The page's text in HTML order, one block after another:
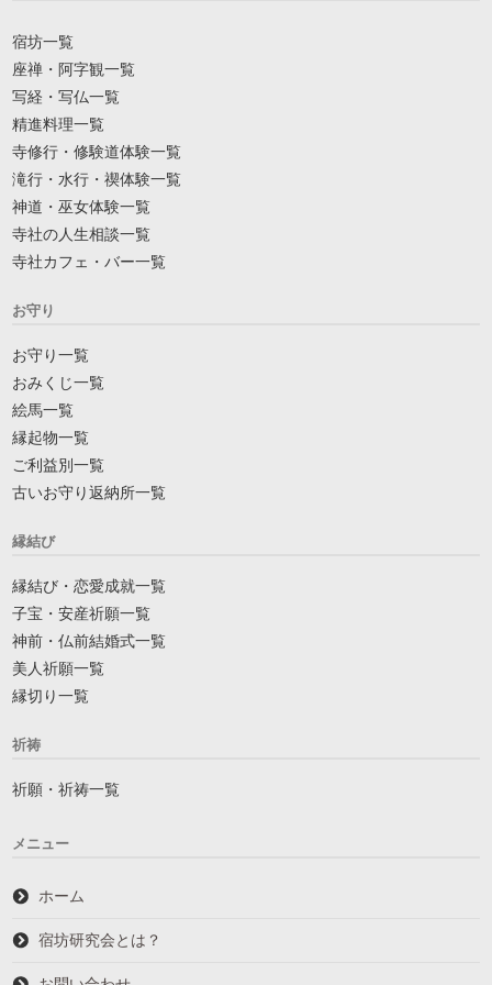
宿坊一覧
座禅・阿字観一覧
写経・写仏一覧
精進料理一覧
寺修行・修験道体験一覧
滝行・水行・禊体験一覧
神道・巫女体験一覧
寺社の人生相談一覧
寺社カフェ・バー一覧
お守り
お守り一覧
おみくじ一覧
絵馬一覧
縁起物一覧
ご利益別一覧
古いお守り返納所一覧
縁結び
縁結び・恋愛成就一覧
子宝・安産祈願一覧
神前・仏前結婚式一覧
美人祈願一覧
縁切り一覧
祈祷
祈願・祈祷一覧
メニュー
ホーム
宿坊研究会とは？